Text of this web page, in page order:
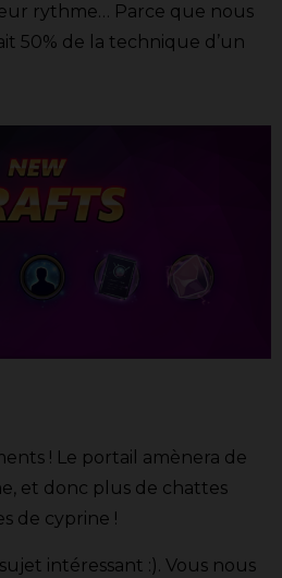
rythme… Parce que nous
50% de la technique d’un
! Le portail amènera de
et donc plus de chattes
de cyprine !
intéressant :). Vous nous